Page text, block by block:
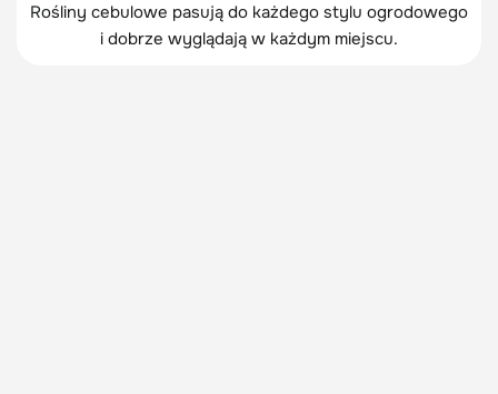
Rośliny cebulowe pasują do każdego stylu ogrodowego
i dobrze wyglądają w każdym miejscu.